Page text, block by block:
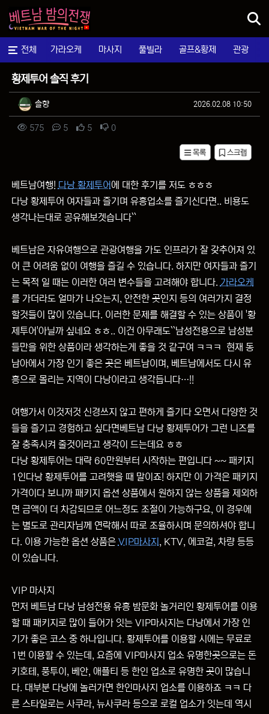
전체 메뉴가라오케 마사지 풀빌라 골프&황제 관광
황제후기
황제투어 솔직 후기
작성자 정보
솔향작성 작성일
2026.02.08 10:50
컨텐츠 정보
575조회 5댓글 5추천 0비추천
목록 스크랩
본문
베트남여행! 다낭 황제투어에 대한 후기를 저도 ㅎㅎㅎ
다낭 황제투어 여자들과 즐기며 유흥업소를 즐기신다면.. 비용도
생각나는대로 공유해보겟습니다``
베트남은 자유여행으로 관광여행을 가도 인프라가 잘 갖추어져 있
어 큰 어려움 없이 여행을 즐길 수 있습니다. 하지만 여자들과 즐기
는 목적 일 때는 이러한 여러 변수들을 고려해야 합니다. 가라오케
를 가더라도 얼마가 나오는지, 안전한 곳인지 등의 여러가지 결정
할것들이 많이 있습니다. 이러한 문제를 해결할 수 있는 상품이 '황
제투어'아닐까 싶네요 ㅎㅎ.. 이건 아무래도``남성전용으로 남성분
들만을 위한 상품이라 생각하는게 좋을 것 같구여 ㅋㅋㅋ 현재 동
남아에서 가장 인기 좋은 곳은 베트남이며, 베트남에서도 다시 유
흥으로 몰리는 지역이 다낭이라고 생각듭니다…!!
여행가서 이것저것 신경쓰지 않고 편하게 즐기다 오면서 다양한 것
들을 즐기고 경험하고 싶다면베트남 다낭 황제투어가 그런 니즈를
잘 충족시켜 줄것이라고 생각이 드는데요 ㅎㅎ
다낭 황제투어는 대략 60만원부터 시작하는 편입니다 ~~ 패키지
1인다낭 황제투어를 고려햇을 때 말이죠! 하지만 이 가격은 패키지
가격이다 보니까 패키지 옵션 상품에서 원하지 않는 상품을 제외하
면 금액이 더 차감되므로 어느정도 조절이 가능하구요, 이 경우에
는 별도로 관리자님께 연락해서 따로 조율하시며 문의하셔야 합니
다. 이용 가능한 옵션 상품은 VIP마사지 , KTV, 에코걸, 차량 등등
이 있습니다.
VIP 마사지
먼저 베트남 다낭 남성전용 유흥 밤문화 놀거리인 황제투어를 이용
할 때 패키지로 많이 들어가 잇는 VIP마사지는 다낭에서 가장 인
기가 좋은 코스 중 하나입니다. 황제투어를 이용할 시에는 무료로
1번 이용할 수 있는데, 요즘에 VIP마사지 업소 유명한곳으로는 돈
키호테, 풍투이, 베안, 애플티 등 한인 업소로 유명한 곳이 많습니
다. 대부분 다낭에 놀러가면 한인마사지 업소를 이용하죠 ㅋㅋ 다
른 스타일로는 사쿠라, 뉴사쿠라 등으로 로컬 업소가 잇는데 역시